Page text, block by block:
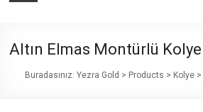
Muhteşem
Işıltısı
Altın Elmas Montürlü Kolye
Buradasınız: Yezra Gold > Products > Kolye>